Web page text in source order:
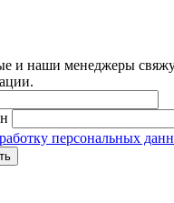
и наши менеджеры
персональных